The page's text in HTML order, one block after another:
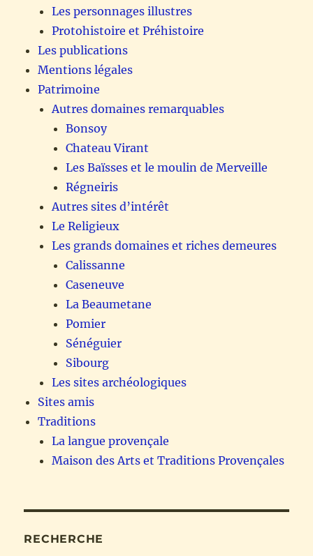
Les personnages illustres
Protohistoire et Préhistoire
Les publications
Mentions légales
Patrimoine
Autres domaines remarquables
Bonsoy
Chateau Virant
Les Baïsses et le moulin de Merveille
Régneiris
Autres sites d’intérêt
Le Religieux
Les grands domaines et riches demeures
Calissanne
Caseneuve
La Beaumetane
Pomier
Sénéguier
Sibourg
Les sites archéologiques
Sites amis
Traditions
La langue provençale
Maison des Arts et Traditions Provençales
RECHERCHE